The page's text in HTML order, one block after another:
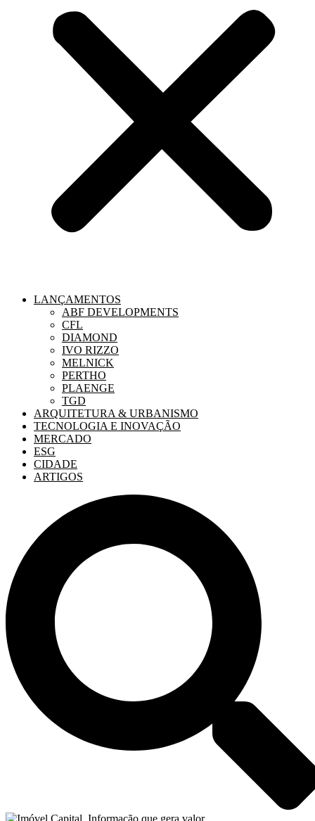
LANÇAMENTOS
ABF DEVELOPMENTS
CFL
DIAMOND
IVO RIZZO
MELNICK
PERTHO
PLAENGE
TGD
ARQUITETURA & URBANISMO
TECNOLOGIA E INOVAÇÃO
MERCADO
ESG
CIDADE
ARTIGOS